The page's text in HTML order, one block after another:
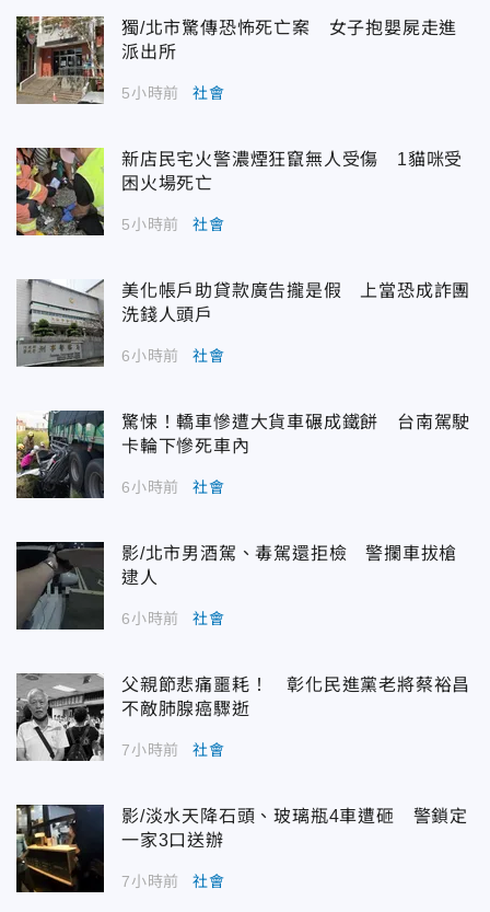
獨/北市驚傳恐怖死亡案 女子抱嬰屍走進
派出所
5小時前 社會
新店民宅火警濃煙狂竄無人受傷 1貓咪受
困火場死亡
5小時前 社會
美化帳戶助貸款廣告攏是假 上當恐成詐團
洗錢人頭戶
6小時前 社會
驚悚！轎車慘遭大貨車碾成鐵餅 台南駕駛
卡輪下慘死車內
6小時前 社會
影/北市男酒駕、毒駕還拒檢 警攔車拔槍
逮人
6小時前 社會
父親節悲痛噩耗！ 彰化民進黨老將蔡裕昌
不敵肺腺癌驟逝
7小時前 社會
影/淡水天降石頭、玻璃瓶4車遭砸 警鎖定
一家3口送辦
7小時前 社會